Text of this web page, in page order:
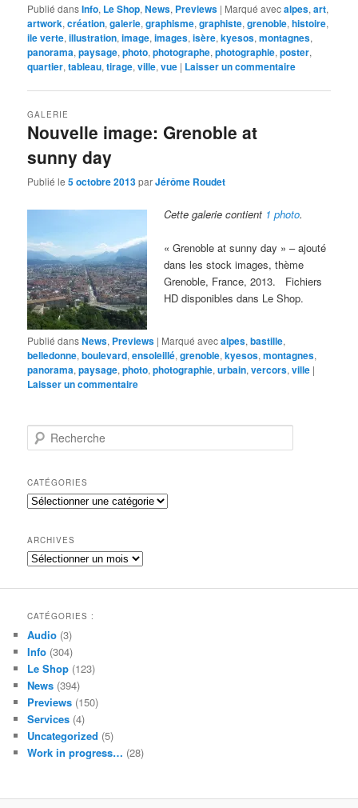
Publié dansInfo, Le Shop,News, Previews | Marqué avecalpes,art,
artwork,création,galerie,graphisme,graphiste,grenoble,histoire,
ile verte,illustration,image,images,isère,kyesos,montagnes,
panorama,paysage,photo,photographe,photographie,poster,
quartier,tableau,tirage,ville,vue | Laisser un commentaire
Nouvelle image: Grenoble at
sunny day
GALERIE
Publié le5 octobre 2013parJérôme Roudet
Cette galerie contient 1 photo.
« Grenoble at sunny day » – ajouté
dans les stock images, thème
Grenoble, France, 2013. Fichiers
HD disponibles dans Le Shop.
Publié dansNews, Previews | Marqué avecalpes,bastille,
belledonne,boulevard,ensoleillé,grenoble,kyesos,montagnes,
panorama,paysage,photo,photographie,urbain,vercors,ville |
Laisser un commentaire
e
h
e
r
h
e
CATÉGORIES
Catégories
ARCHIVES
Archives
CATÉGORIES :
Audio (3)
Info (304)
Le Shop (123)
News (394)
Previews (150)
Services (4)
Uncategorized (5)
Work in progress… (28)